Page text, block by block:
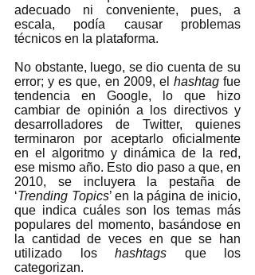
adecuado ni conveniente, pues, a
escala, podía causar problemas
técnicos en la plataforma.
No obstante, luego, se dio cuenta de su
error; y es que, en 2009, el hashtag fue
tendencia en Google, lo que hizo
cambiar de opinión a los directivos y
desarrolladores de Twitter, quienes
terminaron por aceptarlo oficialmente
en el algoritmo y dinámica de la red,
ese mismo año. Esto dio paso a que, en
2010, se incluyera la pestaña de
‘Trending Topics’ en la página de inicio,
que indica cuáles son los temas más
populares del momento, basándose en
la cantidad de veces en que se han
utilizado los hashtags que los
categorizan.